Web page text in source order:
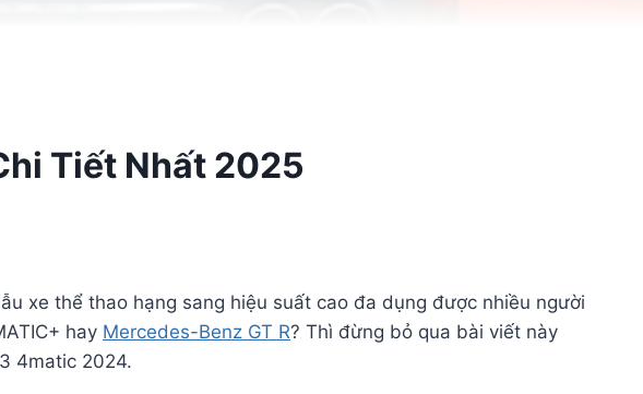
Tiết Nhất 2025
xe thể thao hạng sang hiệu suất cao đa dụng được nhiều người
hay Mercedes-Benz GT R? Thì đừng bỏ qua bài viết này
4matic 2024.